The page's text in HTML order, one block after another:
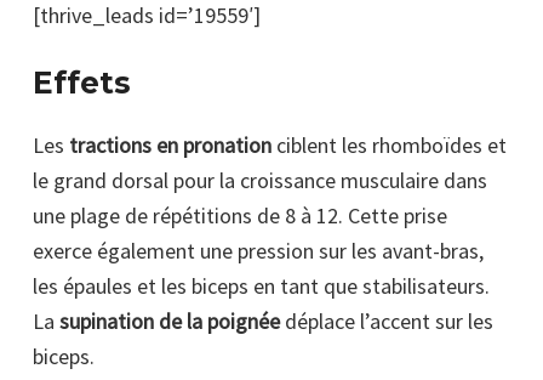
[thrive_leads id=’19559′]
Effets
Les tractions en pronation ciblent les rhomboïdes et
le grand dorsal pour la croissance musculaire dans
une plage de répétitions de 8 à 12. Cette prise
exerce également une pression sur les avant-bras,
les épaules et les biceps en tant que stabilisateurs.
La supination de la poignéedéplace l’accent sur les
biceps.